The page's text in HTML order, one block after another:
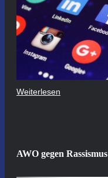
Weiterlesen
AWO gegen Rassismus